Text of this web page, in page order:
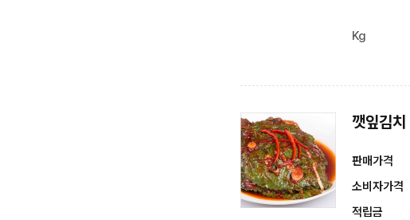
Kg
깻잎김치
판매가격
소비자가격
적립금